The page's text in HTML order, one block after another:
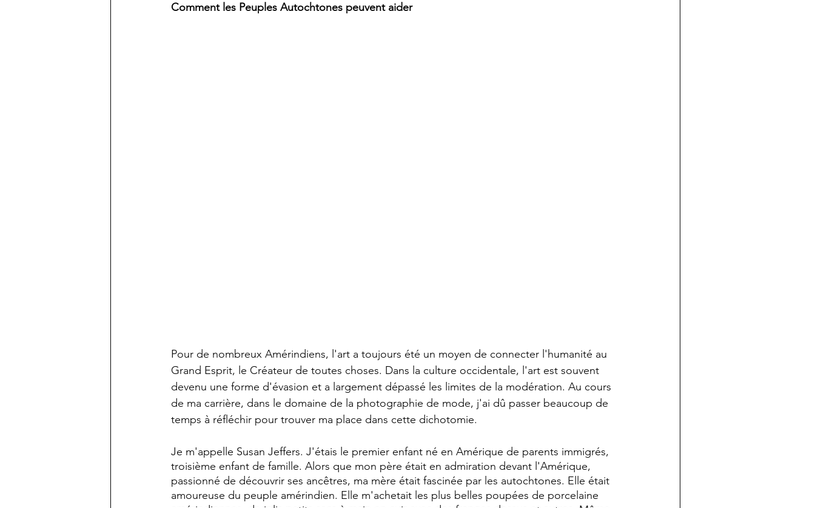
Comment les Peuples Autochtones peuvent aider
Pour de nombreux Amérindiens, l'art a toujours été un moyen de connecter l'humanité au
Grand Esprit, le Créateur de toutes choses. Dans la culture occidentale, l'art est souvent
devenu une forme d'évasion et a largement dépassé les limites de la modération. Au cours
de ma carrière, dans le domaine de la photographie de mode, j'ai dû passer beaucoup de
temps à réfléchir pour trouver ma place dans cette dichotomie.
Je m'appelle Susan Jeffers. J'étais le premier enfant né en Amérique de parents immigrés,
troisième enfant de famille. Alors que mon père était en admiration devant l'Amérique,
passionné de découvrir ses ancêtres, ma mère était fascinée par les autochtones. Elle était
amoureuse du peuple amérindien. Elle m'achetait les plus belles poupées de porcelaine